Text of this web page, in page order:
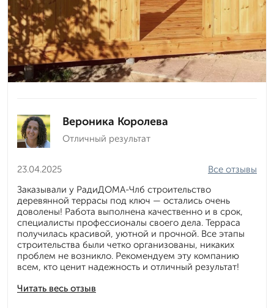
Вероника Королева
Отличный результат
23.04.2025
Читать весь отзыв
Все отзывы
Заказывали у РадиДОМА-Члб строительство
деревянной террасы под ключ — остались очень
доволены! Работа выполнена качественно и в срок,
специалисты профессионалы своего дела. Терраса
получилась красивой, уютной и прочной. Все этапы
строительства были четко организованы, никаких
проблем не возникло. Рекомендуем эту компанию
всем, кто ценит надежность и отличный результат!